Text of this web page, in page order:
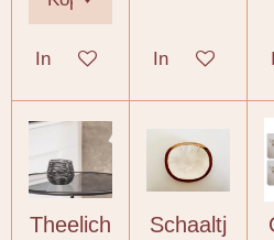
In winkelwagenIn
Theelich
Schaaltj